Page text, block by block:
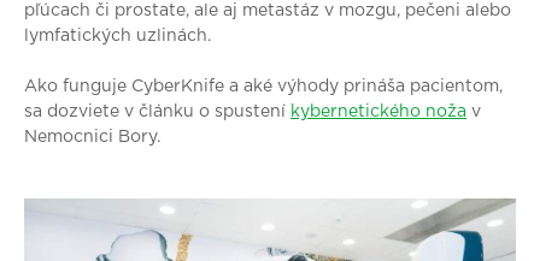
pľúcach či prostate, ale aj metastáz v mozgu, pečeni alebo
lymfatických uzlinách.
Ako funguje CyberKnife a aké výhody prináša pacientom,
sa dozviete v článku o spustení kybernetického noža v
Nemocnici Bory.